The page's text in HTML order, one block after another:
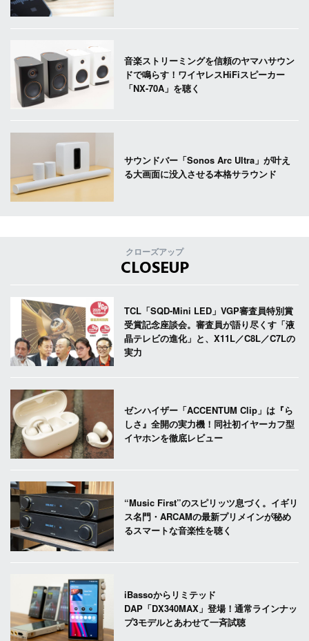
音楽ストリーミングを信頼のヤマハサウン
ドで鳴らす！ワイヤレスHiFiスピーカー
「NX-70A」を聴く
サウンドバー「Sonos Arc Ultra」が叶え
る大画面に没入させる本格サラウンド
クローズアップ
CLOSEUP
TCL「SQD-Mini LED」VGP審査員特別賞
受賞記念座談会。審査員が語り尽くす「液
晶テレビの進化」と、X11L／C8L／C7Lの
実力
ゼンハイザー「ACCENTUM Clip」は『ら
しさ』全開の実力機！同社初イヤーカフ型
イヤホンを徹底レビュー
“Music First”のスピリッツ息づく。イギリ
ス名門・ARCAMの最新プリメインが秘め
るスマートな音楽性を聴く
iBassoからリミテッド
DAP「DX340MAX」登場！通常ラインナッ
プ3モデルとあわせて一斉試聴